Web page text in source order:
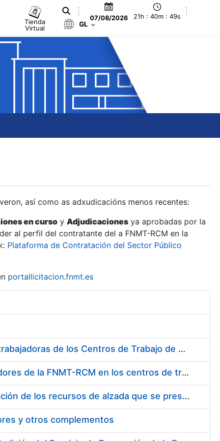
Tienda
Virtual
07/08/2026 21h : 40m : 49s
GL
así como as adxudicacións menos recentes:
en curso y Adjudicaciones ya aprobadas por la
al perfil del contratante del a FNMT-RCM en la
Plataforma de Contratación del Sector Público
portallicitacion.fnmt.es
Suministro de Protectores Auditivos a medida para las personas trabajadoras de los Centros de Trabajo de Madrid y Burgos
Suministro de gafas graduadas antiproyecciones para los trabajadores de la FNMT-RCM en los centros de trabajo de Madrid y Burgos
Servicios de una empresa externa para el asesoramiento y resolución de los recursos de alzada que se presentan relacionados con procesos de selección para la FNMT-RCM
y otros complementos